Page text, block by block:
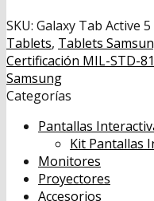
SKU: Galaxy Tab Active 5
Tablets, Tablets
Certificación MIL-STD-
Samsung
Categorías
Pantallas
Kit Pantallas
Monitores
Proyectores
Accesorios